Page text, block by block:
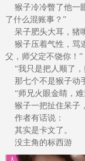
猴子冷冷瞥了他一
了什么混账事？”
呆子肥头大耳，猪
猴子压着气性，骂
父，师父定不饶你！”
“我只是把人顺了，
那七个不是猴子动
“师兄火眼金睛，难
猴子一把扯住呆子
作者有话说：
其实是卡文了。
没主角的标西游